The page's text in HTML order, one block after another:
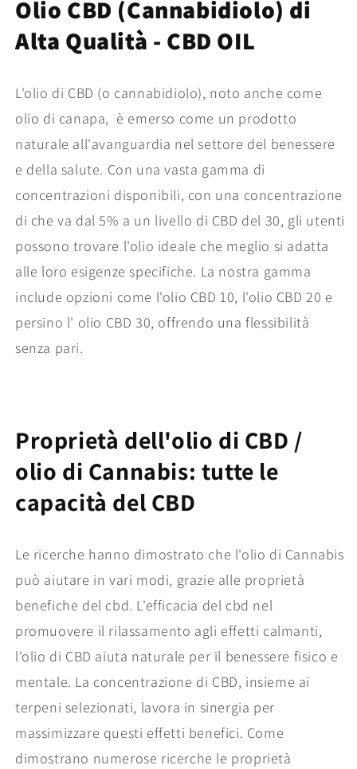
di
CBD
di
al
di
CBD
di
al
Olio CBD (Cannabidiolo) di
Alta Qualità - CBD OIL
L'olio di CBD (o cannabidiolo), noto anche come
olio di canapa, è emerso come un prodotto
naturale all'avanguardia nel settore del benessere
e della salute. Con una vasta gamma di
concentrazioni disponibili, con una concentrazione
di che va dal 5% a un livello di CBD del 30, gli utenti
possono trovare l'olio ideale che meglio si adatta
alle loro esigenze specifiche. La nostra gamma
include opzioni come l'olio CBD 10, l'olio CBD 20 e
persino l' olio CBD 30, offrendo una flessibilità
senza pari.
Proprietà dell'olio di CBD /
olio di Cannabis: tutte le
capacità del CBD
Le ricerche hanno dimostrato che l'olio di Cannabis
può aiutare in vari modi, grazie alle proprietà
benefiche del cbd. L'efficacia del cbd nel
promuovere il rilassamento agli effetti calmanti,
l'olio di CBD aiuta naturale per il benessere fisico e
mentale. La concentrazione di CBD, insieme ai
terpeni selezionati, lavora in sinergia per
massimizzare questi effetti benefici. Come
dimostrano numerose ricerche le proprietà